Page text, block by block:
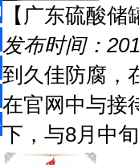
【广东硫酸
发布时间：
到久佳防腐，
在官网中与接
下，与8月中